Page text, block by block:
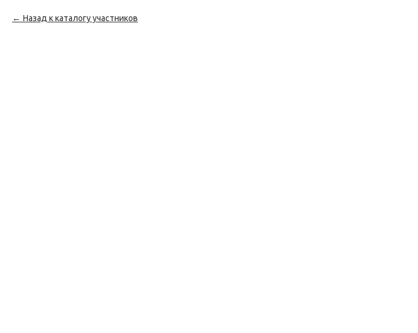
Назад к каталогу участников